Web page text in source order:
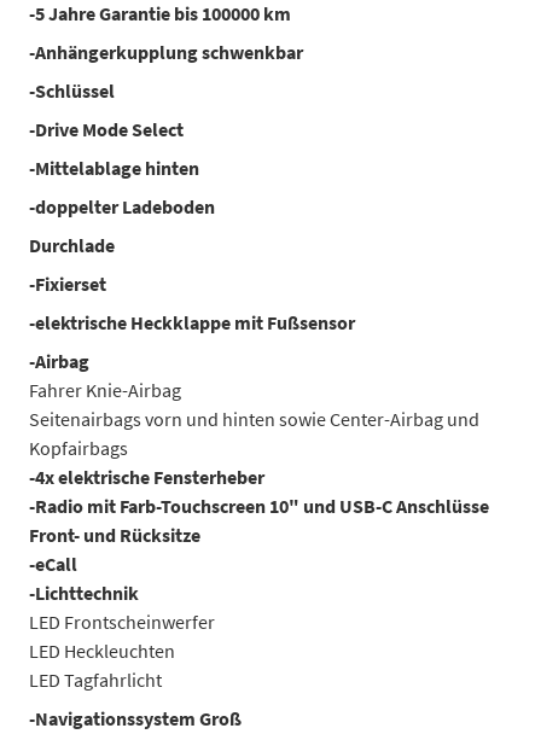
-5 Jahre Garantie bis 100000 km
-Anhängerkupplung schwenkbar
-Schlüssel
-Drive Mode Select
-Mittelablage hinten
-doppelter Ladeboden
Durchlade
-Fixierset
-elektrische Heckklappe mit Fußsensor
-Airbag
Fahrer Knie-Airbag
Seitenairbags vorn und hinten sowie Center-Airbag und
Kopfairbags
-4x elektrische Fensterheber
-Radio mit Farb-Touchscreen 10" und USB-C Anschlüsse
Front- und Rücksitze
-eCall
-Lichttechnik
LED Frontscheinwerfer
LED Heckleuchten
LED Tagfahrlicht
-Navigationssystem Groß